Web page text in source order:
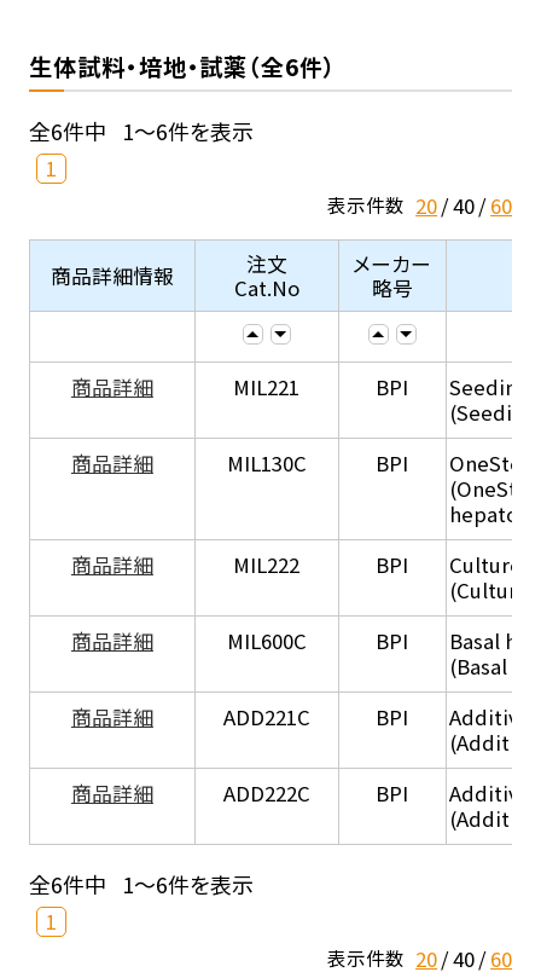
生体試料・培地・試薬（全6件）
全6件中 1～6件を表示
1
表示件数 20 40 60
商品詳細情報
注文
Cat.No
メーカー
略号
商品詳細 MIL221 BPI
Seeding
商品詳細
MIL130C BPI
商品詳細
MIL222 BPI
Culture
(Culture
商品詳細
MIL600C BPI
Basal
(Basal
商品詳細
ADD221C BPI
商品詳細
ADD222C BPI
全6件中 1～6件を表示
1
表示件数 20 40 60